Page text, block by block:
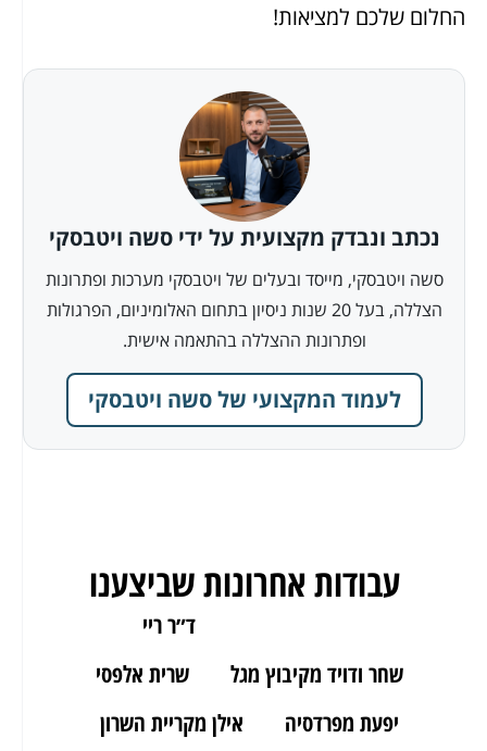
החלום שלכם למציאות!
נכתב ונבדק מקצועית על ידי סשה ויטבסקי
סשה ויטבסקי, מייסד ובעלים של ויטבסקי מערכות ופתרונות
הצללה, בעל 20 שנות ניסיון בתחום האלומיניום, הפרגולות
ופתרונות ההצללה בהתאמה אישית.
לעמוד המקצועי של סשה ויטבסקי
עבודות אחרונות שביצענו
ד״ר ריי
שחר ודויד מקיבוץ מגל
שרית אלפסי
יפעת מפרדסיה
אילן מקריית השרון